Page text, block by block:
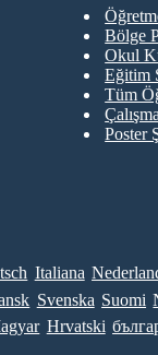
Bölge
Okul
Eğitim
Tüm
Poster
Italiana
Svenska Suomi
Hrvatski